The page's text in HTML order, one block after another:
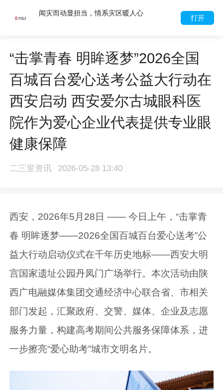
打开
闻灾而动显担当，情系灾区暖人心
“击掌青春 明眸逐梦”2026全国
百城百台爱心送考公益大行动在
西安启动 西安爱尔古城眼科医
院作为爱心企业代表提供专业眼
健康保障
二三里资讯 2026-05-28 13:40
西安，2026年5月28日 —— 今日上午，“击掌青
春 明眸逐梦——2026全国百城百台爱心送考”公
益大行动启动仪式在千年历史地标——西安大明
宫国家遗址公园丹凤门广场举行。本次活动由陕
西广电融媒体集团交通经济中心联合省、市相关
部门发起，汇聚政府、交警、媒体、企业及志愿
服务力量，构建高考期间公共服务保障体系，进
一步擦亮“爱心助考”城市文明名片。